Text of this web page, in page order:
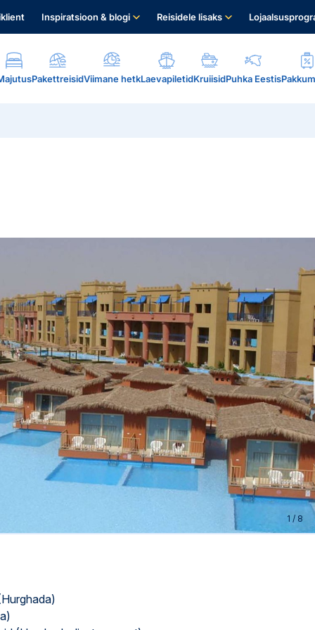
Inspiratsioon & blogi Reisidele lisaks
PakettreisidViimane hetkLaevapiletidKruiisidPuhka Eestis
1 / 8